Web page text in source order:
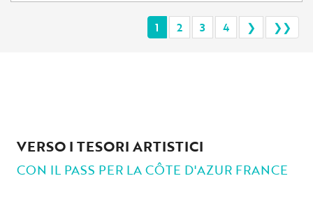
1 2 3 4 ❯ ❯❯
VERSO I TESORI ARTISTICI
CON IL PASS PER LA CÔTE D'AZUR FRANCE